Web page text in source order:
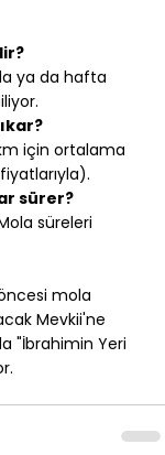
ya da hafta
için ortalama
sürer?
süreleri
mola
Mevkii'ne
"İbrahimin Yeri